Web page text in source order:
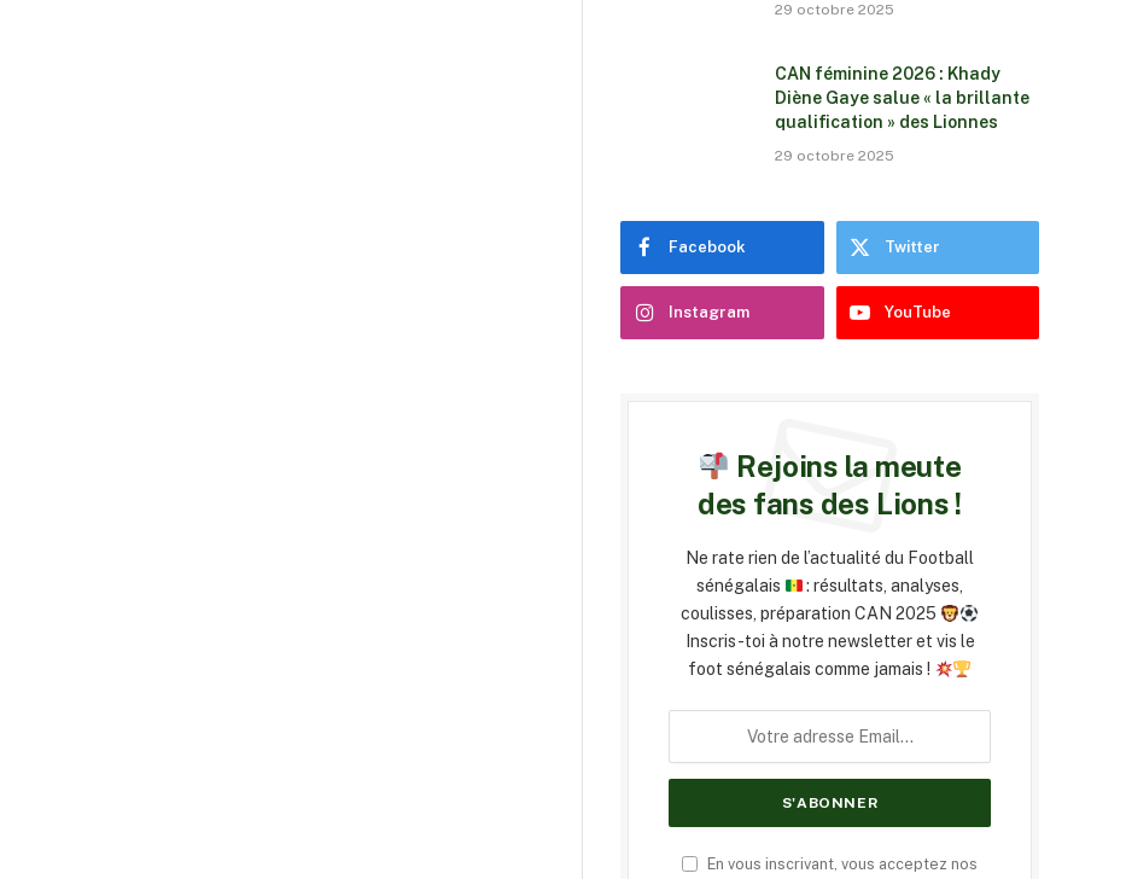
29 octobre 2025
CAN féminine 2026 : Khady
Diène Gaye salue « la brillante
qualification » des Lionnes
29 octobre 2025
Facebook Twitter
Instagram YouTube
Rejoins la meute
des fans des Lions !
Ne rate rien de l’actualité du Football
sénégalais
: résultats, analyses,
coulisses, préparation CAN 2025
Inscris-toi à notre newsletter et vis le
foot sénégalais comme jamais !
En vous inscrivant, vous acceptez nos